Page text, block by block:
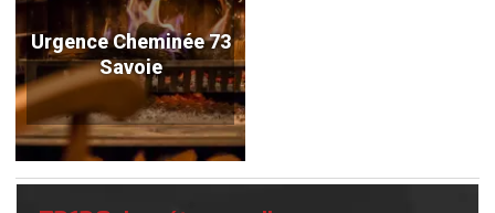
Urgence Cheminée 73
Savoie